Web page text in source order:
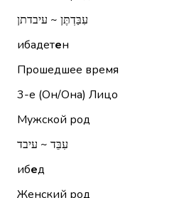
עִבַּדְתֶּן ~ עיבדתן
ибадетен
Прошедшее время
3-е (Он/Она) Лицо
Мужской род
עִבֵּד ~ עיבד
ибед
Женский род